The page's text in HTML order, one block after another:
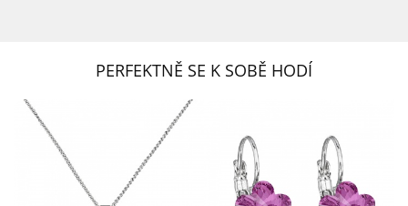
PERFEKTNĚ SE K SOBĚ HODÍ